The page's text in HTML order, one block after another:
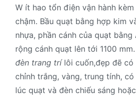
W ít hao tổn điện vận hành
chậm. Bầu quạt bằng hợp kim
nhựa, phần cánh của quạt
rộng cánh quạt lên tới 1100 mm.
đèn trang trílôi cuốn,đẹp đẽ có
chỉnh trắng, vàng, trung tính,
lúc quạt và đèn chiếu sáng